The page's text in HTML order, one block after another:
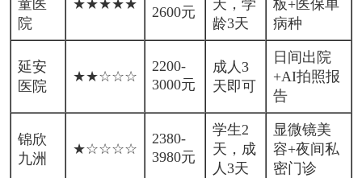
童医
院
★★★★★
2600元
天，学
龄3天
板+医保单
病种
延安
医院
★★☆☆☆
2200-
3000元
成人3
天即可
日间出院
+AI拍照报
告
锦欣
九洲
★☆☆☆☆
2380-
3980元
学生2
天，成
人3天
显微镜美
容+夜间私
密门诊